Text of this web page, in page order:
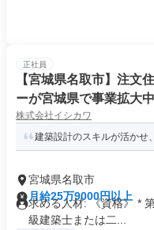
正社員
【宮城県名取市】注文
ーが宮城県で事業拡大
株式会社イシカワ
建築設計のスキルが活かせ
宮城県名取市
月給25万9000円以上
求める人材: 《資格》 *
級建築士または二...